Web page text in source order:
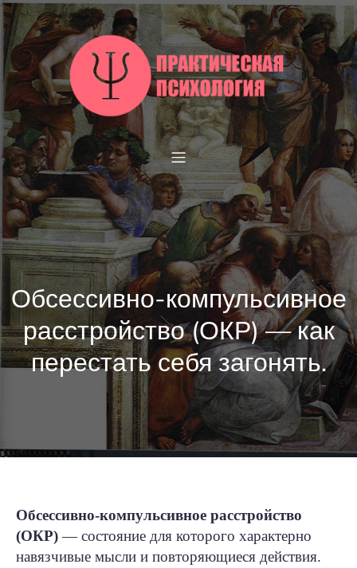
Перейти
к
содержимому
Обсессивно-компульсивное
расстройство (ОКР) — как
перестать себя загонять.
Обсессивно-компульсивное расстройство
(ОКР)— состояние для которого характерно
навязчивые мысли и повторяющиеся действия.